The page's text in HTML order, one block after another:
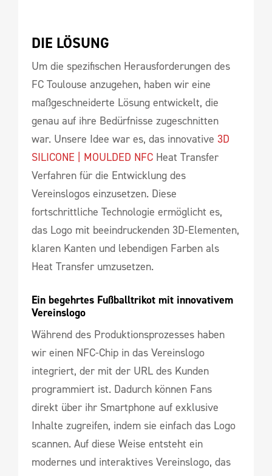
DIE LÖSUNG
Um die spezifischen Herausforderungen des
FC Toulouse anzugehen, haben wir eine
maßgeschneiderte Lösung entwickelt, die
genau auf ihre Bedürfnisse zugeschnitten
war. Unsere Idee war es, das innovative 3D
SILICONE | MOULDED NFC Heat Transfer
Verfahren für die Entwicklung des
Vereinslogos einzusetzen. Diese
fortschrittliche Technologie ermöglicht es,
das Logo mit beeindruckenden 3D-Elementen,
klaren Kanten und lebendigen Farben als
Heat Transfer umzusetzen.
Ein begehrtes Fußballtrikot mit innovativem
Vereinslogo
Während des Produktionsprozesses haben
wir einen NFC-Chip in das Vereinslogo
integriert, der mit der URL des Kunden
programmiert ist. Dadurch können Fans
direkt über ihr Smartphone auf exklusive
Inhalte zugreifen, indem sie einfach das Logo
scannen. Auf diese Weise entsteht ein
modernes und interaktives Vereinslogo, das